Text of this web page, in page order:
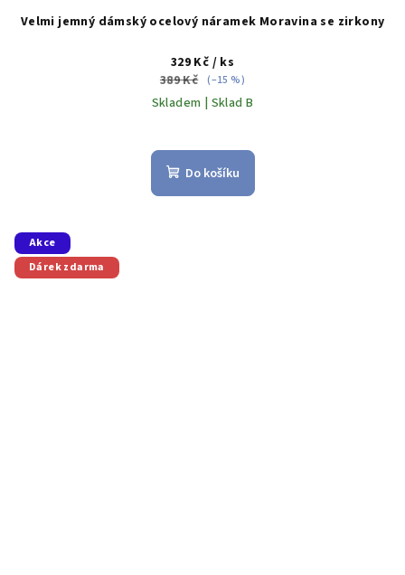
Velmi jemný dámský ocelový náramek Moravina se zirkony
329 Kč / ks
389 Kč (–15 %)
Skladem | Sklad B
Do košíku
Akce
Dárek zdarma